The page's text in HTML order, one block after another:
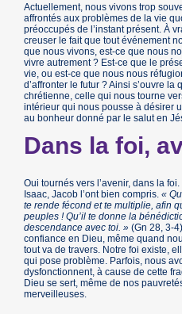
Actuellement, nous vivons trop
affrontés aux problèmes de la vie
préoccupés de l’instant présent. À
creuser le fait que tout événement
que nous vivons, est-ce que nous
vivre autrement ? Est-ce que le
vie, ou est-ce que nous nous
d’affronter le futur ? Ainsi s’ouvre la
chrétienne, celle qui nous tourne
intérieur qui nous pousse à désirer
au bonheur donné par le salut en
Dans la foi,
Oui tournés vers l’avenir, dans la
Isaac, Jacob l’ont bien compris.«
te rende fécond et te multiplie, afin
peuples ! Qu’il te donne la
descendance avec toi. » (Gn 28, 3-
confiance en Dieu, même quand
tout va de travers. Notre foi existe,
qui pose problème. Parfois, nous
dysfonctionnent, à cause de cette
Dieu se sert, même de nos
merveilleuses.